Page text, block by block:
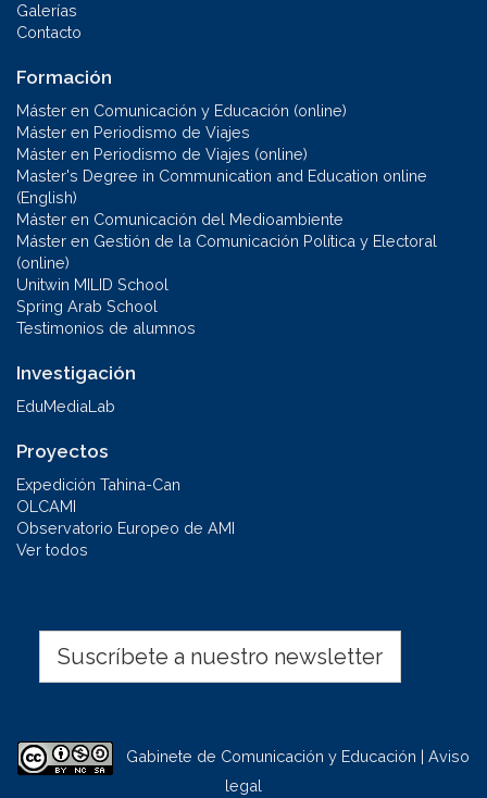
Galerías
Contacto
Formación
Máster en Comunicación y Educación (online)
Máster en Periodismo de Viajes
Máster en Periodismo de Viajes (online)
Master's Degree in Communication and Education online
(English)
Máster en Comunicación del Medioambiente
Máster en Gestión de la Comunicación Política y Electoral
(online)
Unitwin MILID School
Spring Arab School
Testimonios de alumnos
Investigación
EduMediaLab
Proyectos
Expedición Tahina-Can
OLCAMI
Observatorio Europeo de AMI
Ver todos
Suscríbete a nuestro newsletter
Gabinete de Comunicación y Educación | Aviso
legal